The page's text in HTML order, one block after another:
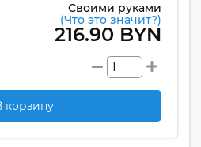
Своими руками
(Что это значит?)
216.90 BYN
корзину